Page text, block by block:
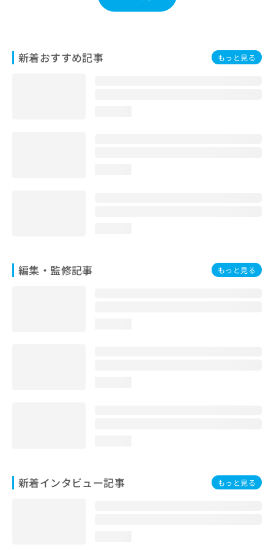
新着おすすめ記事 もっと見る
編集・監修記事 もっと見る
新着インタビュー記事 もっと見る
わ